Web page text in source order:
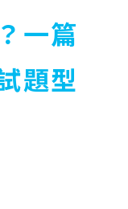
一篇
題型